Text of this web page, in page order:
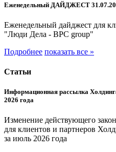
Еженедельный ДАЙДЖЕСТ
Еженедельный дайджест для
"Люди Дела - BPC group"
Подробнее показать все »
Статьи
Информационная рассылка
2026 года
Изменение действующего
для клиентов и партнеров
за июль 2026 года